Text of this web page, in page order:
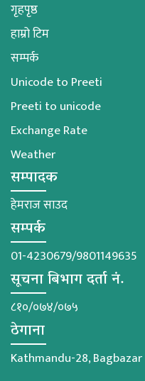
गृहपृष्ठ
हाम्रो टिम
सम्पर्क
Unicode to Preeti
Preeti to unicode
Exchange Rate
Weather
सम्पादक
हेमराज साउद
सम्पर्क
01-4230679/9801149635
सूचना बिभाग दर्ता नं.
८१०/०७४/०७५
ठेगाना
Kathmandu-28, Bagbazar